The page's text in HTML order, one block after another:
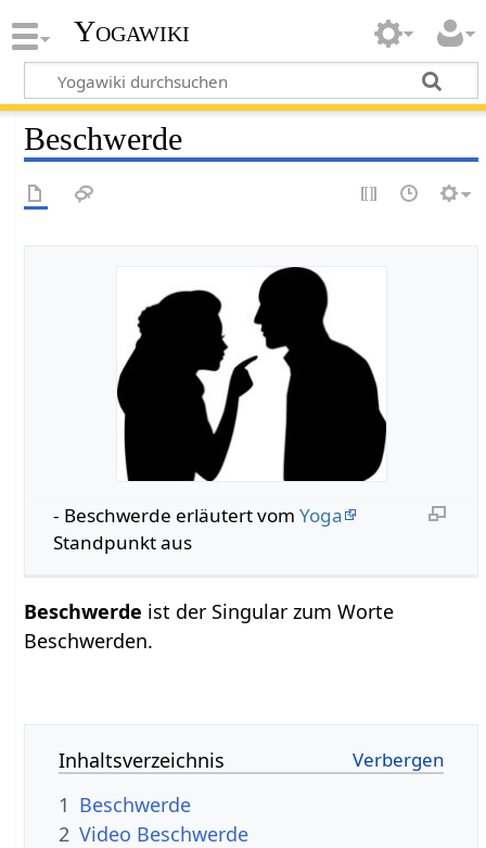
Yogawiki
Beschwerde
- Beschwerde erläutert vom Yoga
Standpunkt aus
Beschwerde ist der Singular zum Worte
Beschwerden.
Inhaltsverzeichnis
1 Beschwerde
2 Video Beschwerde